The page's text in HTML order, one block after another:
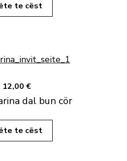
te cëst
12,00 €
dal bun cör
te cëst